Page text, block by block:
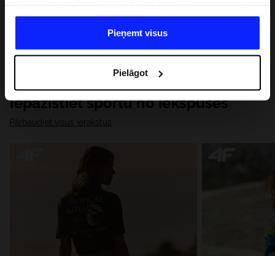
datiem, ko viņi iegūst, izmantojot viņu pakalpojumus. Ar
Jūsu atļauju, mēs varam pārsūtīt Jūsu personas datus
saviem partneriem, lai uzlabotu veidu, kadā tiek rādīta
saturu un uzlabotu mūsu partneru piedāvātos risinajumus
( piem. socialos tīklus). Detalizētu informāciju var atrast
mūsu Privātuma politikā un sadaļā "Detaļas".
Pieņemt visus
Pielāgot
Iepazīstiet sportu no iekšpuses
Pārbaudiet visus ierakstus